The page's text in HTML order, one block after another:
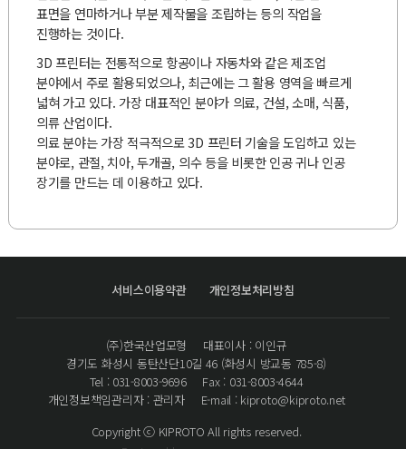
표면을 연마하거나 부분 제작물을 조립하는 등의 작업을
진행하는 것이다.
3D 프린터는 전통적으로 항공이나 자동차와 같은 제조업
분야에서 주로 활용되었으나, 최근에는 그 활용 영역을 빠르게
넓혀 가고 있다. 가장 대표적인 분야가 의료, 건설, 소매, 식품,
의류 산업이다.
의료 분야는 가장 적극적으로 3D 프린터 기술을 도입하고 있는
분야로, 관절, 치아, 두개골, 의수 등을 비롯한 인공 귀나 인공
장기를 만드는 데 이용하고 있다.
서비스이용약관 개인정보처리방침
(주)한국산업모형
대표이사 : 이인규
경기도 화성시 동탄산단10길 46 (화성시 방교동 785-8)
Tel : 031-8003-9696
Fax : 031-8003-4644
개인정보책임관리자 : 관리자
E-mail : kiproto@kiproto.net
Copyright ⓒ KIPROTO All rights reserved.